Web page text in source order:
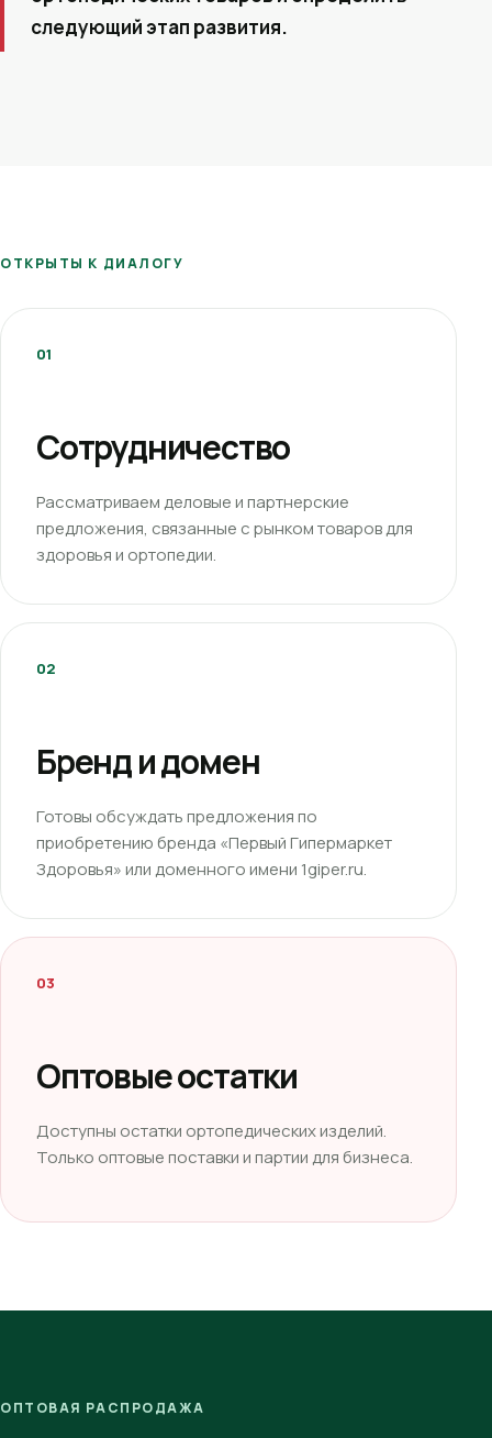
следующий этап развития.
ОТКРЫТЫ К ДИАЛОГУ
01
Сотрудничество
Рассматриваем деловые и партнерские
предложения, связанные с рынком товаров для
здоровья и ортопедии.
02
Бренд и домен
Готовы обсуждать предложения по
приобретению бренда «Первый Гипермаркет
Здоровья» или доменного имени 1giper.ru.
03
Оптовые остатки
Доступны остатки ортопедических изделий.
Только оптовые поставки и партии для бизнеса.
ОПТОВАЯ РАСПРОДАЖА